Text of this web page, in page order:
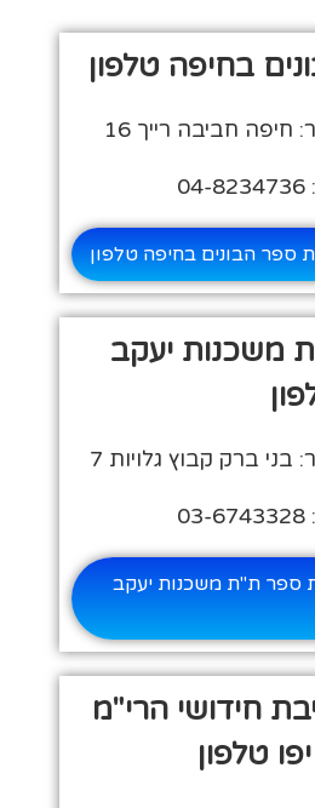
בחיפה טלפון
חביבה רייך 16
הבונים בחיפה טלפון
משכנות יעקב
ברק קבוץ גלויות 7
ספר ת"ת משכנות יעקב
חידושי הרי"מ
טלפון